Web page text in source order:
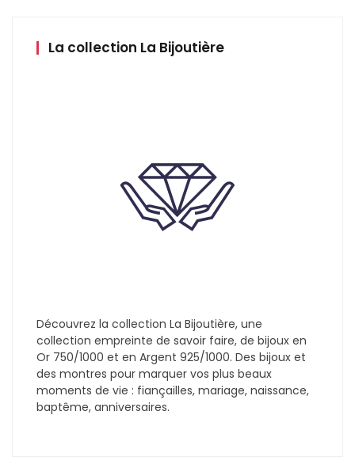
La collection La Bijoutière
Découvrez la collection La Bijoutière, une
collection empreinte de savoir faire, de bijoux en
Or 750/1000 et en Argent 925/1000. Des bijoux et
des montres pour marquer vos plus beaux
moments de vie : fiançailles, mariage, naissance,
baptême, anniversaires.